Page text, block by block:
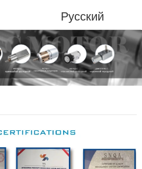
Русский